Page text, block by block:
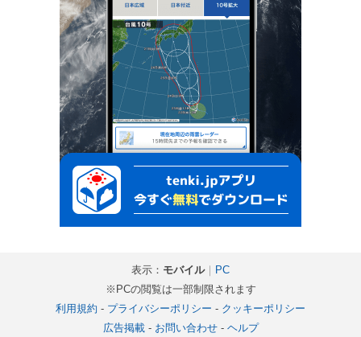
表示： モバイル｜ PC
※PCの閲覧は一部制限されます
利用規約 - プライバシーポリシー - クッキーポリシー
広告掲載- お問い合わせ- ヘルプ